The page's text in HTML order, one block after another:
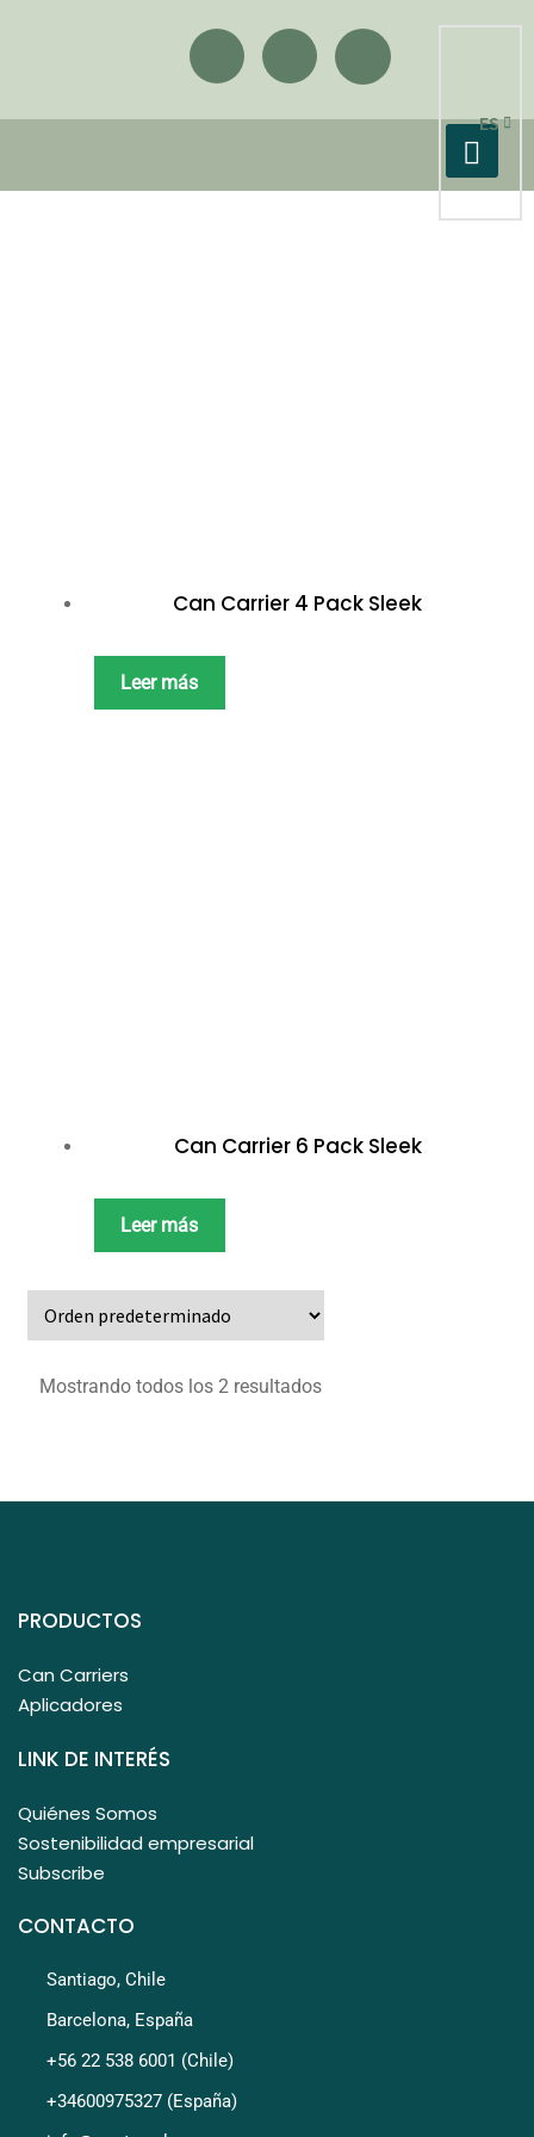
ES
Mostrando todos los 2 resultados
Can Carrier 4 Pack Sleek
Leer más
Can Carrier 6 Pack Sleek
Leer más
Mostrando todos los 2 resultados
PRODUCTOS
Can Carriers
Aplicadores
LINK DE INTERÉS
Quiénes Somos
Sostenibilidad empresarial
Subscribe
CONTACTO
Santiago, Chile
Barcelona, España
+56 22 538 6001 (Chile)
+34600975327 (España)